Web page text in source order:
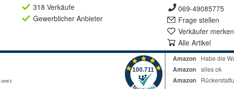
318 Verkäufe
Gewerblicher Anbieter
069-49085775
Frage stellen
Verkäufer merken
Alle Artikel